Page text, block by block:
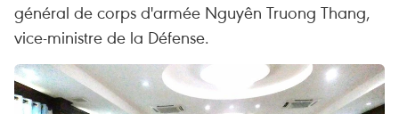
général de corps d'armée Nguyên Truong Thang,
vice-ministre de la Défense.